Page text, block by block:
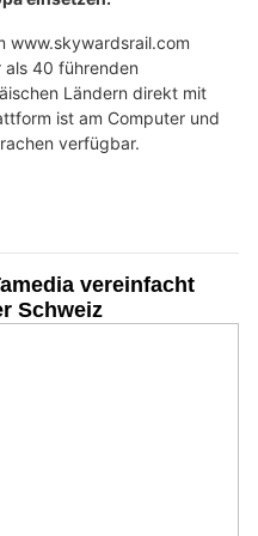
www.skywardsrail.com
als 40 führenden
Ländern direkt mit
ist am Computer und
verfügbar.
vereinfacht
Schweiz